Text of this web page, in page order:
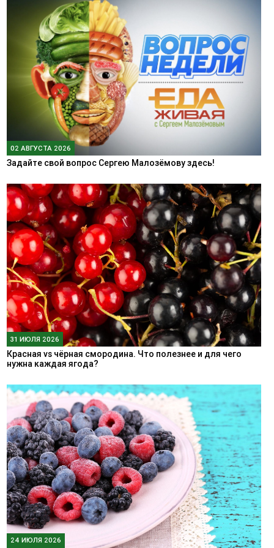
02 АВГУСТА 2026
Задайте свой вопрос Сергею Малозёмову здесь!
31 ИЮЛЯ 2026
Красная vs чёрная смородина. Что полезнее и для чего
нужна каждая ягода?
24 ИЮЛЯ 2026